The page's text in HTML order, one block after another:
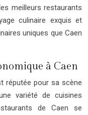
meilleurs restaurants
culinaire exquis et
uniques que Caen
à Caen
réputée pour sa scène
variété de cuisines
de Caen se